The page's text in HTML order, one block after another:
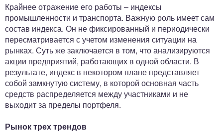
Крайнее отражение его работы – индексы
промышленности и транспорта. Важную роль имеет сам
состав индекса. Он не фиксированный и периодически
пересматривается с учетом изменения ситуации на
рынках. Суть же заключается в том, что анализируются
акции предприятий, работающих в одной области. В
результате, индекс в некотором плане представляет
собой замкнутую систему, в которой основная часть
средств распределяется между участниками и не
выходит за пределы портфеля.
Рынок трех трендов